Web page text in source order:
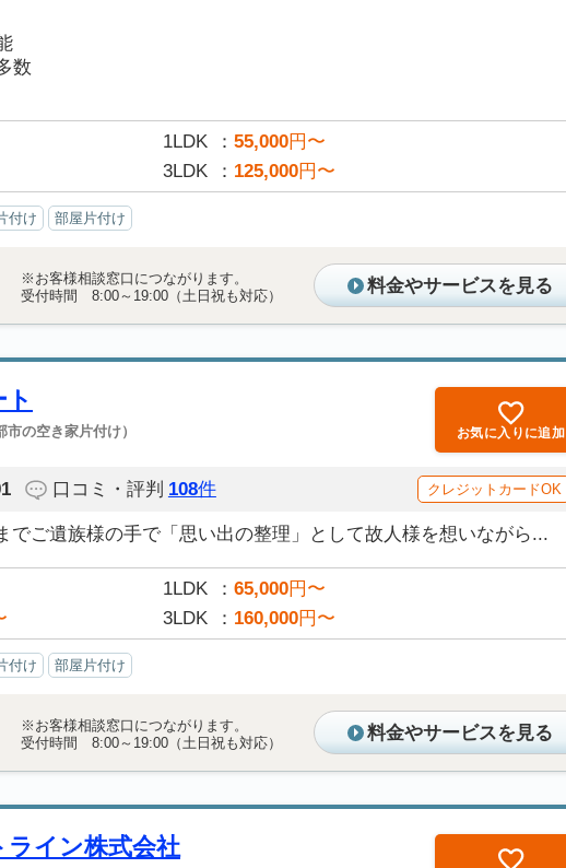
数
1LDK 55,000円〜
3LDK 125,000円〜
付け 部屋片付け
※お客様相談窓口につながります。
受付時間 8:00～19:00（土日祝も対応）
料金やサービスを見る
市の空き家片付け） お気に入りに追加
口コミ・評判 108件 クレジットカードOK
でご遺族様の手で「思い出の整理」として故人様を想いながら...
1LDK 65,000円〜
3LDK 160,000円〜
付け 部屋片付け
※お客様相談窓口につながります。
受付時間 8:00～19:00（土日祝も対応）
料金やサービスを見る
ライン株式会社